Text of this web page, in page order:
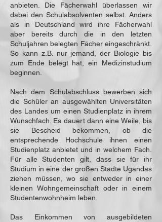
anbieten. Die Fächerwahl überlassen wir
dabei den Schulabsolventen selbst. Anders
als in Deutschland wird ihre Fächerwahl
aber bereits durch die in den letzten
Schuljahren belegten Fächer eingeschränkt.
So kann z.B. nur jemand, der Biologie bis
zum Ende belegt hat, ein Medizinstudium
beginnen.
Nach dem Schulabschluss bewerben sich
die Schüler an ausgewählten Universitäten
des Landes um einen Studienplatz in ihrem
Wunschfach. Es dauert dann eine Weile, bis
sie Bescheid bekommen, ob die
entsprechende Hochschule ihnen einen
Studienplatz anbietet und in welchem Fach.
Für alle Studenten gilt, dass sie für ihr
Studium in eine der großen Städte Ugandas
ziehen müssen, wo sie entweder in einer
kleinen Wohngemeinschaft oder in einem
Studentenwohnheim leben.
Das Einkommen von ausgebildeten